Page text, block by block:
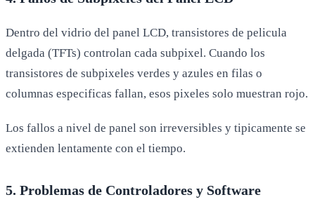
Dentro del vidrio del panel LCD, transistores de pelicula
delgada (TFTs) controlan cada subpixel. Cuando los
transistores de subpixeles verdes y azules en filas o
columnas especificas fallan, esos pixeles solo muestran rojo.
Los fallos a nivel de panel son irreversibles y tipicamente se
extienden lentamente con el tiempo.
5. Problemas de Controladores y Software